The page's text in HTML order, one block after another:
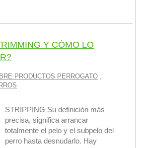
Y CÓMO LO
PRODUCTOS PERROGATO ,
STRIPPING Su definición más
precisa, significa arrancar
totalmente el pelo y el subpelo del
perro hasta desnudarlo. Hay